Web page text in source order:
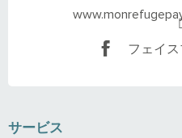
フェイ
サービス